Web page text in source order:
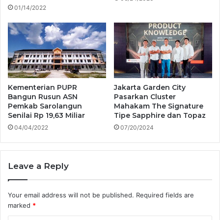
01/14/2022
Kementerian PUPR
Bangun Rusun ASN
Pemkab Sarolangun
Senilai Rp 19,63 Miliar
04/04/2022
Jakarta Garden City
Pasarkan Cluster
Mahakam The Signature
Tipe Sapphire dan Topaz
07/20/2024
Leave a Reply
Your email address will not be published. Required fields are
marked *